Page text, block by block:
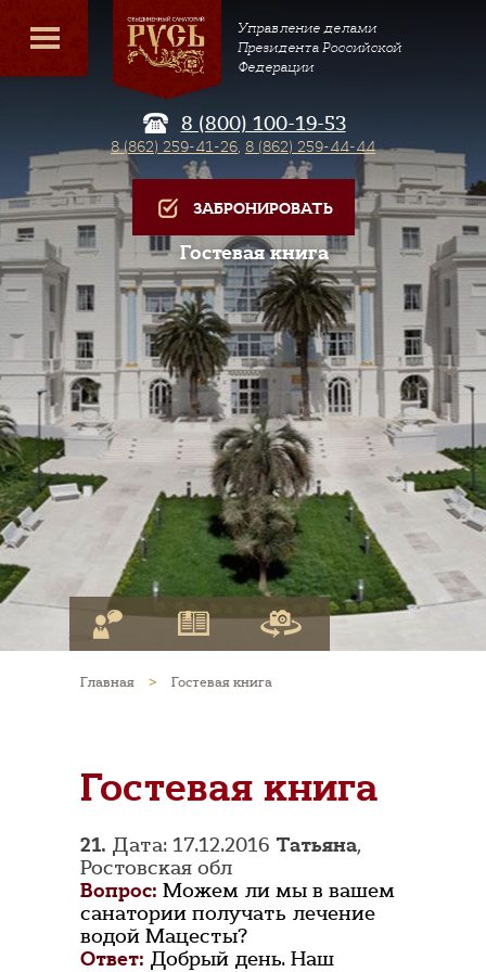
Управление делами
Президента Российской
Федерации
8 (800) 100-19-53
8 (862) 259-41-26, 8 (862) 259-44-44
ЗАБРОНИРОВАТЬ
Гостевая книга
Главная > Гостевая книга
Гостевая книга
21. Дата: 17.12.2016 Татьяна,
Ростовская обл
Вопрос: Можем ли мы в вашем
санатории получать лечение
водой Мацесты?
Ответ: Добрый день. Наш